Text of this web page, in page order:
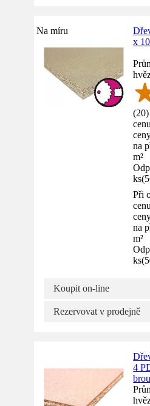
Na míru
x
(20)
na
m²
ks(
Při
na
m²
ks(
Koupit on-line
Rezervovat v prodejně
4